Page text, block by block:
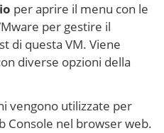
per aprire il menu con le
per gestire il
di questa VM. Viene
diverse opzioni della
vengono utilizzate per
Console nel browser web.